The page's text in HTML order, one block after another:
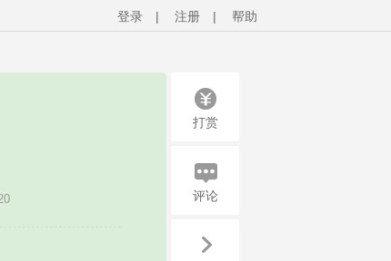
登录 | 注册 | 帮助
打赏
评论